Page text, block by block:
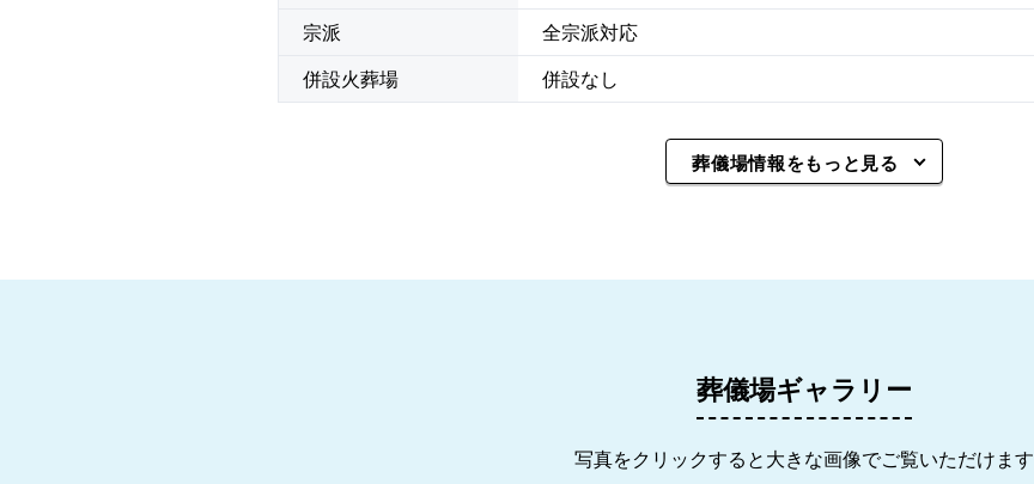
宗派
全宗派対応
併設火葬場
併設なし
葬儀場情報をもっと見る
葬儀場ギャラリー
写真をクリックすると大きな画像でご覧いただけます